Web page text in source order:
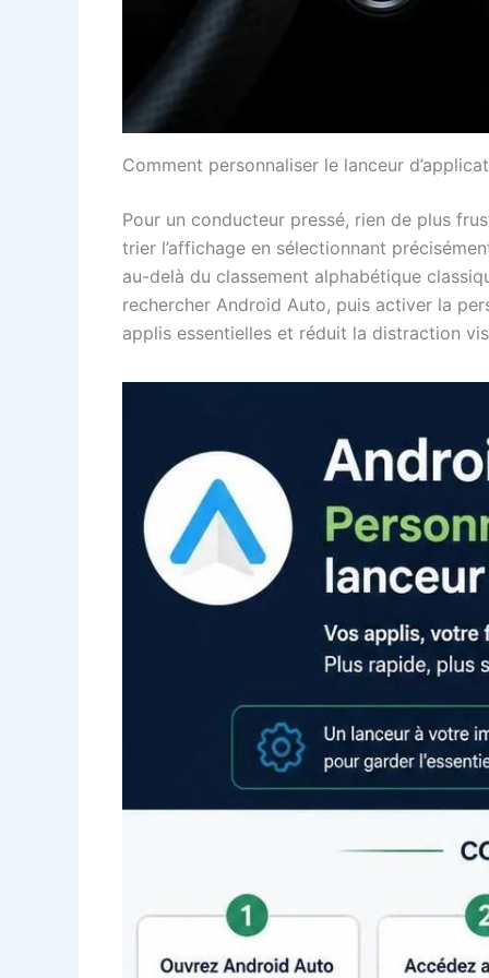
Comment personnaliser le lanceur
Pour un conducteur pressé, rien de plus
trier l’affichage en sélectionnant
au-delà du classement alphabétique
rechercher Android Auto, puis activer la
applis essentielles et réduit la distraction